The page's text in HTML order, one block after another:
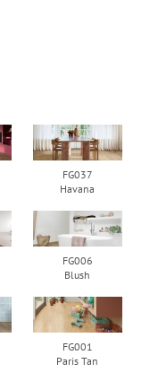
FG037
Havana
FG006
Blush
FG001
Paris Tan